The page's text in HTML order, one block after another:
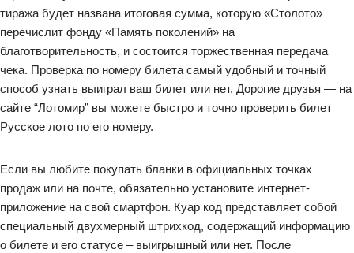
тиража будет названа итоговая сумма, которую «Столото»
перечислит фонду «Память поколений» на
благотворительность, и состоится торжественная передача
чека. Проверка по номеру билета самый удобный и точный
способ узнать выиграл ваш билет или нет. Дорогие друзья — на
сайте “Лотомир” вы можете быстро и точно проверить билет
Русское лото по его номеру.
Если вы любите покупать бланки в официальных точках
продаж или на почте, обязательно установите интернет-
приложение на свой смартфон. Куар код представляет собой
специальный двухмерный штрихкод, содержащий информацию
о билете и его статусе – выигрышный или нет. После